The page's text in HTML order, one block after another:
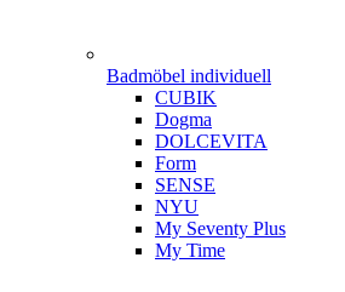
Badmöbel individuell
CUBIK
Dogma
DOLCEVITA
Form
SENSE
NYU
My Seventy Plus
My Time